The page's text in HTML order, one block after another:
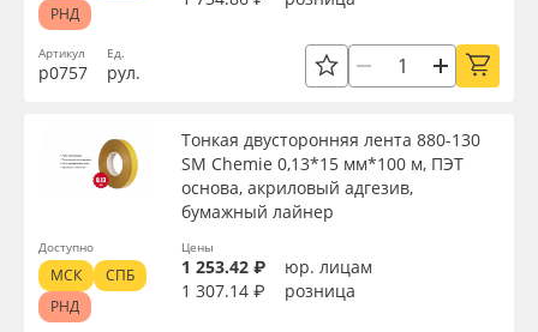
Артикул
р0757
Ед.
рул.
РНД
Тонкая двусторонняя лента 880-130
SM Chemie 0,13*15 мм*100 м, ПЭТ
основа, акриловый адгезив,
бумажный лайнер
Цены
1 253.42 ₽
юр. лицам
1 307.14 ₽
розница
Доступно
МСК
СПБ
РНД